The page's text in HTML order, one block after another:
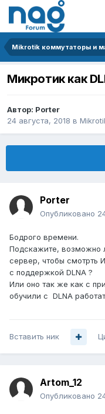
Mikrotik коммутаторы и
Микротик как
Автор: Porter
24 августа, 2018 в
Porter
Опубликовано
Бодрого времени.
Подскажите, возможно
сервер, чтобы смотрть
с поддержкой DLNA ?
Или оно так же как с
обучили с DLNA
Вставить ник
Artom_12
Опубликовано